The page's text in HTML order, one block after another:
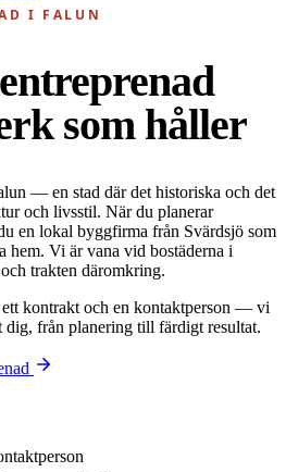
I FALUN
som håller
— en stad där det historiska och det
och livsstil. När du planerar
en lokal byggfirma från Svärdsjö som
hem. Vi är vana vid bostäderna i
trakten däromkring.
kontrakt och en kontaktperson — vi
dig, från planering till färdigt resultat.